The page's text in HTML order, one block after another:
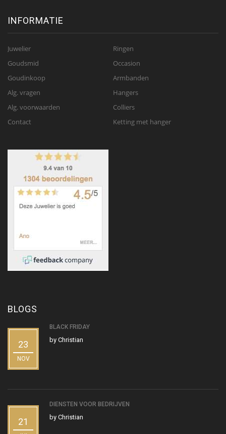
INFORMATIE
Juwelier
Goudsmid
Goudinkoop
Alg. vragen
Alg. voorwaarden
Contact
Ringen
Occasion
Armbanden
Hangers
Colliers
Ketting met hanger
BLOGS
23
NOV
BLACK FRIDAY
by Christian
21
DIENSTEN VOOR BEDRIJVEN
by Christian